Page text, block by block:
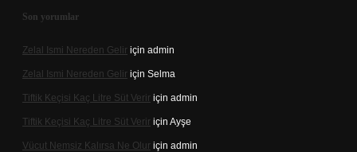
Son yorumlar
Zelal Ismi Nereden Gelir için admin
Zelal Ismi Nereden Gelir için Selma
Tiftik Keçisi Kaç Litre Süt Verir için admin
Tiftik Keçisi Kaç Litre Süt Verir için Ayşe
Vücut Nemsiz Kalırsa Ne Olur için admin